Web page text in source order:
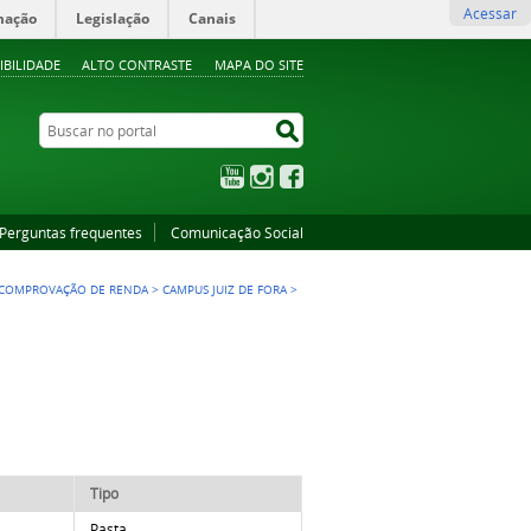
ALTO CONTRASTE MAPA DO SITE
Legislação Canais Acessar
Buscar no portal
YouTubeInstagram
Perguntas frequentes Comunicação Social
DE RENDA >CAMPUS JUIZ DE FORA >
Tipo